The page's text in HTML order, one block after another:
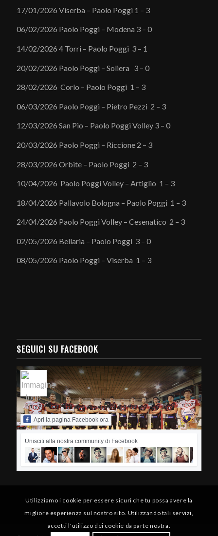
17/01/2026 Viserba – Paolo Poggi 1 – 3
06/02/2026 Paolo Poggi – Modena 3 – 0
14/02/2026 4 Torri – Paolo Poggi 3 – 1
20/02/2026 Paolo Poggi – Soliera 3 – 0
28/02/2026 Corlo – Paolo Poggi 1 – 3
06/03/2026 Paolo Poggi – Pietro Pezzi 2 – 3
12/03/2026 San Pio – Paolo Poggi Volley 3 – 0
20/03/2026 Paolo Poggi – Riccione 2 – 3
28/03/2026 Orbite – Paolo Poggi 2 – 3
10/04/2026 Paolo Poggi Volley – Artiglio 1 – 3
18/04/2026 Pallavolo Bologna – Paolo Poggi 1 – 3
24/04/2026 Paolo Poggi Volley – Cesenatico 2 – 3
02/05/2026 Bellaria – Paolo Poggi 3 – 0
08/05/2026 Paolo Poggi – Viserba 1 – 3
SEGUICI SU FACEBOOK
Apri la pagina Facebook ora
Unisciti alla nostra community di Facebook
Utilizziamo i cookie per essere sicuri che tu possa avere la
migliore esperienza sul nostro sito. Utilizzando tali servizi,
accetti l'utilizzo dei cookie da parte nostra.